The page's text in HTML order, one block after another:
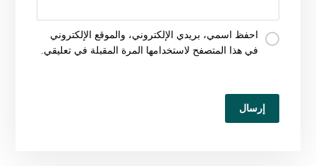
احفظ اسمي، بريدي الإلكتروني، والموقع الإلكتروني
في هذا المتصفح لاستخدامها المرة المقبلة في تعليقي.